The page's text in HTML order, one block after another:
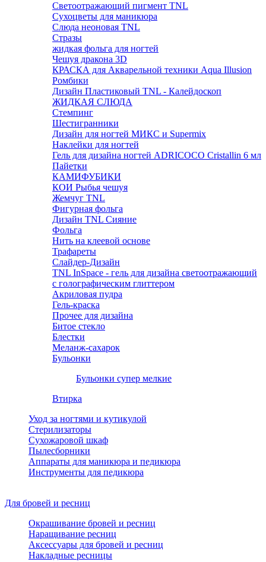
Светоотражающий пигмент TNL
Сухоцветы для маникюра
Слюда неоновая TNL
Стразы
жидкая фольга для ногтей
Чешуя дракона 3D
КРАСКА для Акварельной техники Aqua Illusion
Ромбики
Дизайн Пластиковый TNL - Калейдоскоп
ЖИДКАЯ СЛЮДА
Стемпинг
Шестигранники
Дизайн для ногтей МИКС и Supermix
Наклейки для ногтей
Гель для дизайна ногтей ADRICOCO Cristallin 6 мл
Пайетки
КАМИФУБИКИ
КОИ Рыбья чешуя
Жемчуг TNL
Фигурная фольга
Дизайн TNL Сияние
Фольга
Нить на клеевой основе
Трафареты
Слайдер-Дизайн
TNL InSpace - гель для дизайна светоотражающий
с голографическим глиттером
Акриловая пудра
Гель-краска
Прочее для дизайна
Битое стекло
Блестки
Меланж-сахарок
Бульонки
Бульонки супер мелкие
Втирка
Уход за ногтями и кутикулой
Стерилизаторы
Сухожаровой шкаф
Пылесборники
Аппараты для маникюра и педикюра
Инструменты для педикюра
Для бровей и ресниц
Окрашивание бровей и ресниц
Наращивание ресниц
Аксессуары для бровей и ресниц
Накладные ресницы